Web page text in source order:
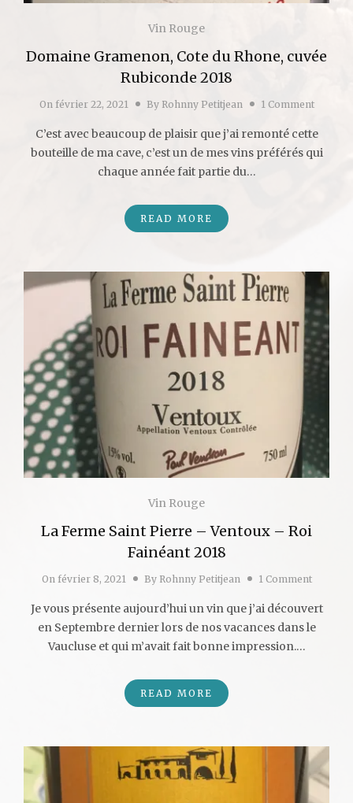
Vin Rouge
Domaine Gramenon, Cote du Rhone, cuvée
Rubiconde 2018
On février 22, 2021 By Rohnny Petitjean 1 Comment
C’est avec beaucoup de plaisir que j’ai remonté cette
bouteille de ma cave, c’est un de mes vins préférés qui
chaque année fait partie du…
READ MORE
Vin Rouge
La Ferme Saint Pierre – Ventoux – Roi
Fainéant 2018
On février 8, 2021 By Rohnny Petitjean 1 Comment
Je vous présente aujourd’hui un vin que j’ai découvert
en Septembre dernier lors de nos vacances dans le
Vaucluse et qui m’avait fait bonne impression.…
READ MORE